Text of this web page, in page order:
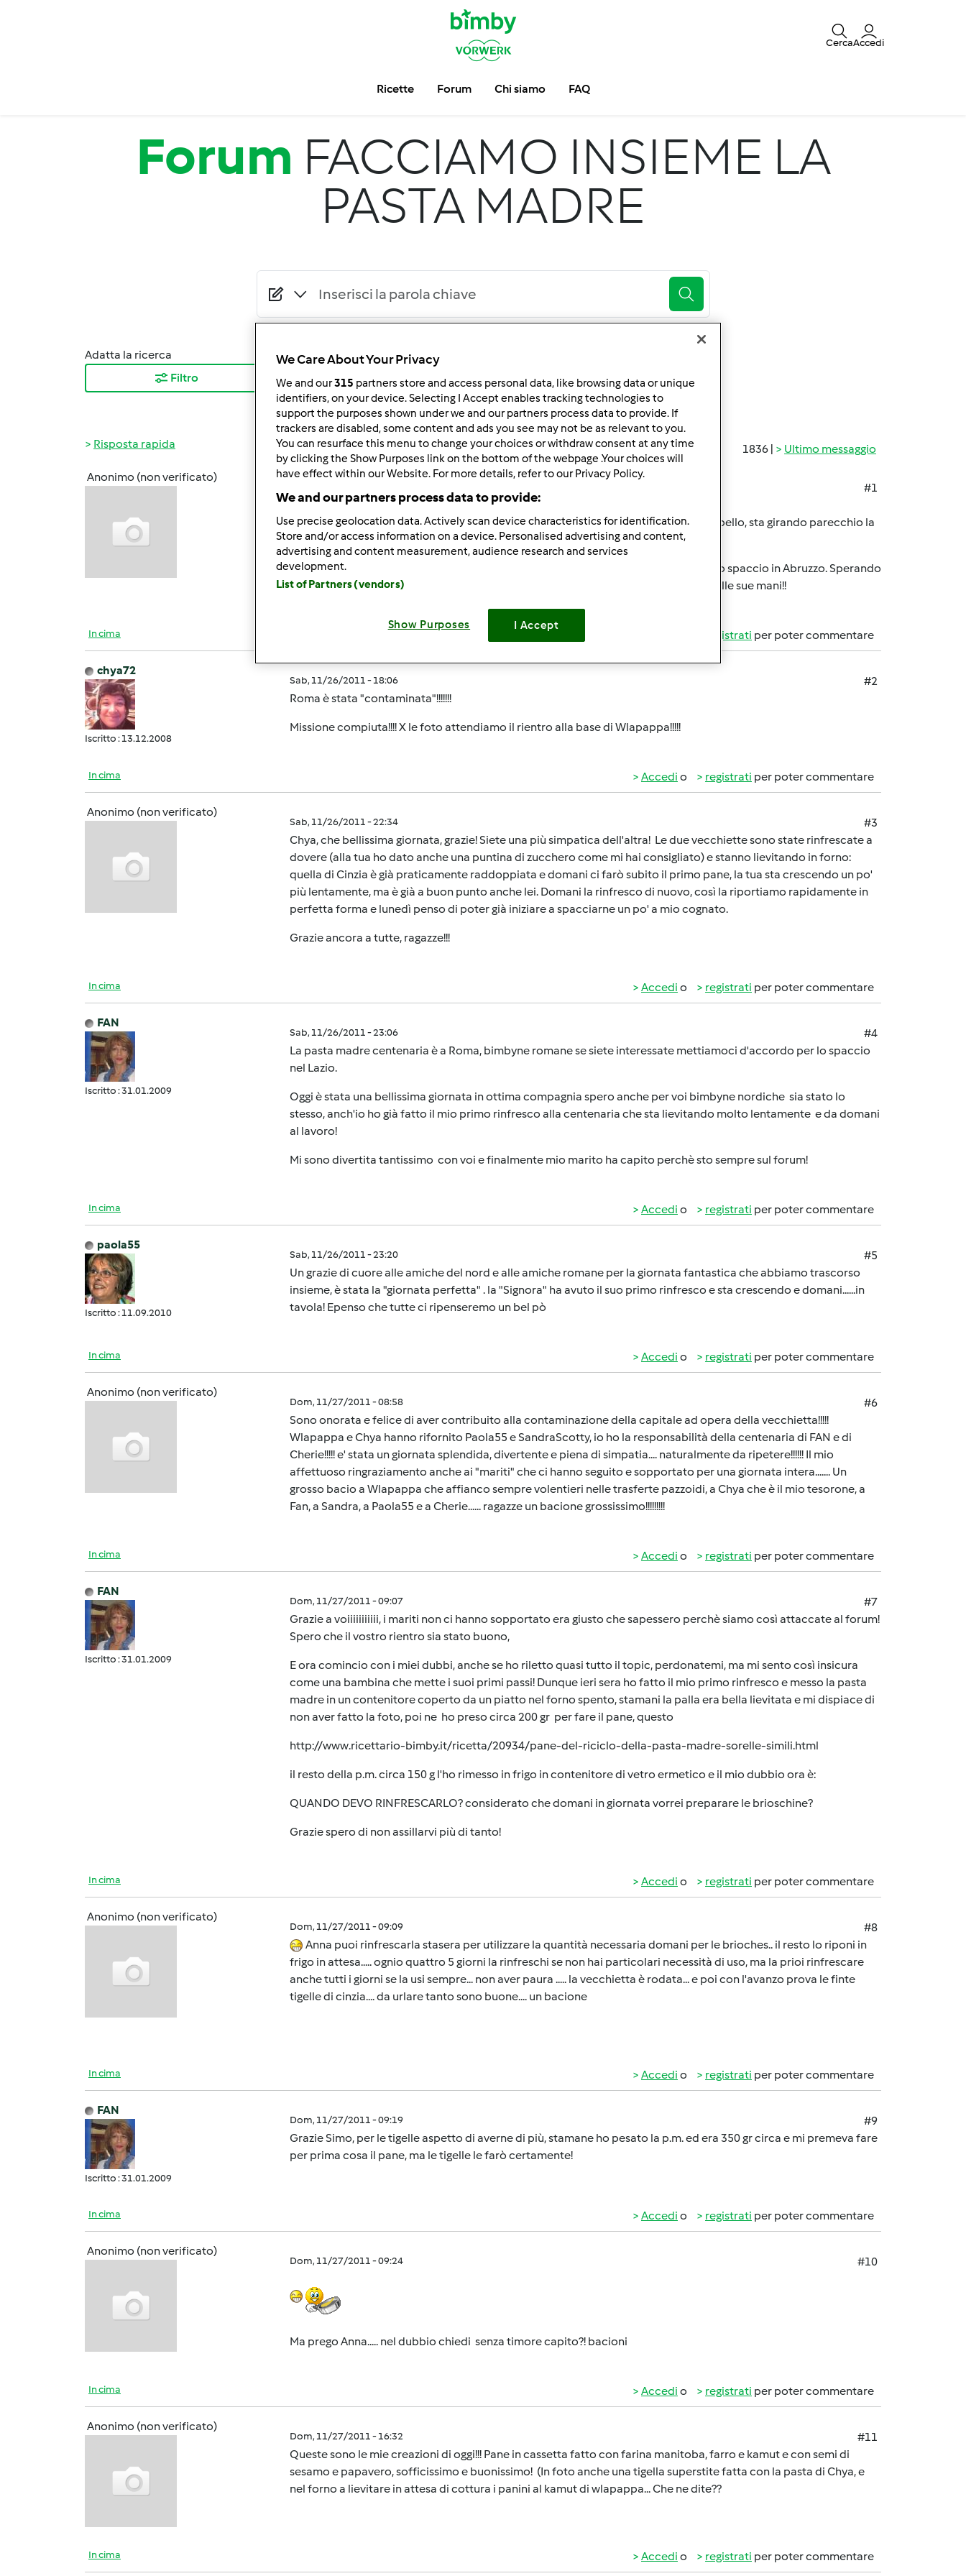
CercaAccedi
Ricette Forum Chi siamo FAQ
Forum FACCIAMO INSIEME LA
PASTA MADRE
Adatta la ricerca
Filtro
Ordina per:
I risultati più recenti
10
1836 | Ultimo messaggio
Risposta rapida
Anonimo (non verificato)
#1
wlapappa wrote:
Antonella, ti pensavo.... Sono felicissima degli ottimi risultati e soddisfazioni
Che bello, sta girando parecchio la
vecchietta
Domani la portiamo a fare un giro a Roma
Appena arriva a Roma,fatemi sapere...così mi organizzo con il fratellino e poi inizio lo spaccio in Abruzzo. Sperando
che mio fratello (single) la faccia sopravvivere..nel frattempo che rimarrà da sola nelle sue mani!!
In cima registrati per poter commentare
chya72
Iscritto : 13.12.2008
Sab, 11/26/2011 - 18:06
#2
Roma è stata "contaminata"!!!!!!!
Missione compiuta!!!! X le foto attendiamo il rientro alla base di Wlapappa!!!!!
In cima Accedi o registrati per poter commentare
Anonimo (non verificato)
Sab, 11/26/2011 - 22:34
#3
Chya, che bellissima giornata, grazie! Siete una più simpatica dell'altra! Le due vecchiette sono state rinfrescate a
dovere (alla tua ho dato anche una puntina di zucchero come mi hai consigliato) e stanno lievitando in forno:
quella di Cinzia è già praticamente raddoppiata e domani ci farò subito il primo pane, la tua sta crescendo un po'
più lentamente, ma è già a buon punto anche lei. Domani la rinfresco di nuovo, così la riportiamo rapidamente in
perfetta forma e lunedì penso di poter già iniziare a spacciarne un po' a mio cognato.
Grazie ancora a tutte, ragazze!!!
In cima Accedi o registrati per poter commentare
FAN
Iscritto : 31.01.2009
Sab, 11/26/2011 - 23:06
#4
La pasta madre centenaria è a Roma, bimbyne romane se siete interessate mettiamoci d'accordo per lo spaccio
nel Lazio.
Oggi è stata una bellissima giornata in ottima compagnia spero anche per voi bimbyne nordiche sia stato lo
stesso, anch'io ho già fatto il mio primo rinfresco alla centenaria che sta lievitando molto lentamente e da domani
al lavoro!
Mi sono divertita tantissimo con voi e finalmente mio marito ha capito perchè sto sempre sul forum!
In cima Accedi o registrati per poter commentare
paola55
Iscritto : 11.09.2010
Sab, 11/26/2011 - 23:20
#5
Un grazie di cuore alle amiche del nord e alle amiche romane per la giornata fantastica che abbiamo trascorso
insieme, è stata la "giornata perfetta" . la "Signora" ha avuto il suo primo rinfresco e sta crescendo e domani......in
tavola! Epenso che tutte ci ripenseremo un bel pò
In cima Accedi o registrati per poter commentare
Anonimo (non verificato)
Dom, 11/27/2011 - 08:58
#6
Sono onorata e felice di aver contribuito alla contaminazione della capitale ad opera della vecchietta!!!!!
Wlapappa e Chya hanno rifornito Paola55 e SandraScotty, io ho la responsabilità della centenaria di FAN e di
Cherie!!!!! e' stata un giornata splendida, divertente e piena di simpatia.... naturalmente da ripetere!!!!!! Il mio
affettuoso ringraziamento anche ai "mariti" che ci hanno seguito e sopportato per una giornata intera....... Un
grosso bacio a Wlapappa che affianco sempre volentieri nelle trasferte pazzoidi, a Chya che è il mio tesorone, a
Fan, a Sandra, a Paola55 e a Cherie...... ragazze un bacione grossissimo!!!!!!!!!
In cima Accedi o registrati per poter commentare
FAN
Iscritto : 31.01.2009
Dom, 11/27/2011 - 09:07
#7
Grazie a voiiiiiiiiiii, i mariti non ci hanno sopportato era giusto che sapessero perchè siamo così attaccate al forum!
Spero che il vostro rientro sia stato buono,
E ora comincio con i miei dubbi, anche se ho riletto quasi tutto il topic, perdonatemi, ma mi sento così insicura
come una bambina che mette i suoi primi passi! Dunque ieri sera ho fatto il mio primo rinfresco e messo la pasta
madre in un contenitore coperto da un piatto nel forno spento, stamani la palla era bella lievitata e mi dispiace di
non aver fatto la foto, poi ne ho preso circa 200 gr per fare il pane, questo
http://www.ricettario-bimby.it/ricetta/20934/pane-del-riciclo-della-pasta-madre-sorelle-simili.html
il resto della p.m. circa 150 g l'ho rimesso in frigo in contenitore di vetro ermetico e il mio dubbio ora è:
QUANDO DEVO RINFRESCARLO? considerato che domani in giornata vorrei preparare le brioschine?
Grazie spero di non assillarvi più di tanto!
In cima Accedi o registrati per poter commentare
Anonimo (non verificato)
Dom, 11/27/2011 - 09:09
#8
Anna puoi rinfrescarla stasera per utilizzare la quantità necessaria domani per le brioches.. il resto lo riponi in
frigo in attesa..... ognio quattro 5 giorni la rinfreschi se non hai particolari necessità di uso, ma la prioi rinfrescare
anche tutti i giorni se la usi sempre... non aver paura ..... la vecchietta è rodata... e poi con l'avanzo prova le finte
tigelle di cinzia.... da urlare tanto sono buone.... un bacione
In cima Accedi o registrati per poter commentare
FAN
Iscritto : 31.01.2009
Dom, 11/27/2011 - 09:19
#9
Grazie Simo, per le tigelle aspetto di averne di più, stamane ho pesato la p.m. ed era 350 gr circa e mi premeva fare
per prima cosa il pane, ma le tigelle le farò certamente!
In cima Accedi o registrati per poter commentare
Anonimo (non verificato)
Dom, 11/27/2011 - 09:24 #10
Ma prego Anna..... nel dubbio chiedi senza timore capito?! bacioni
In cima Accedi o registrati per poter commentare
Anonimo (non verificato)
Dom, 11/27/2011 - 16:32
#11
Queste sono le mie creazioni di oggi!!! Pane in cassetta fatto con farina manitoba, farro e kamut e con semi di
sesamo e papavero, sofficissimo e buonissimo! (In foto anche una tigella superstite fatta con la pasta di Chya, e
nel forno a lievitare in attesa di cottura i panini al kamut di wlapappa... Che ne dite??
In cima Accedi o registrati per poter commentare
We Care About Your Privacy
We and our315 partners store and access personal data, like browsing data or unique
identifiers, on your device. Selecting I Accept enables tracking technologies to
support the purposes shown under we and our partners process data to provide. If
trackers are disabled, some content and ads you see may not be as relevant to you.
You can resurface this menu to change your choices or withdraw consent at any time
by clicking the Show Purposes link on the bottom of the webpage .Your choices will
have effect within our Website. For more details, refer to our Privacy Policy.
We and our partners process data to provide:
Use precise geolocation data. Actively scan device characteristics for identification.
Store and/or access information on a device. Personalised advertising and content,
advertising and content measurement, audience research and services
development.
List of Partners (vendors)
Show Purposes I Accept